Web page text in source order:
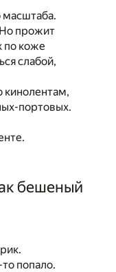
масштаба.
прожит
по коже
слабой,
кинолентам,
портовых.
бешеный
попало.